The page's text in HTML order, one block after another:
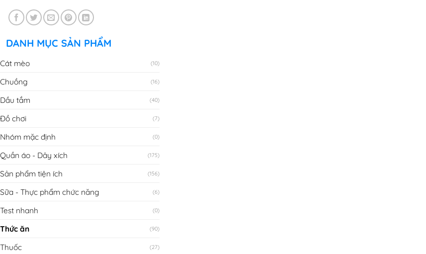
DANH MỤC SẢN PHẨM
Cát mèo (10)
Chuồng (16)
Dầu tắm (40)
Đồ chơi (7)
Nhóm mặc định (0)
Quần áo - Dây xích (175)
Sản phẩm tiện ích (156)
Sữa - Thực phẩm chức năng (6)
Test nhanh (0)
Thức ăn (90)
Thuốc (27)